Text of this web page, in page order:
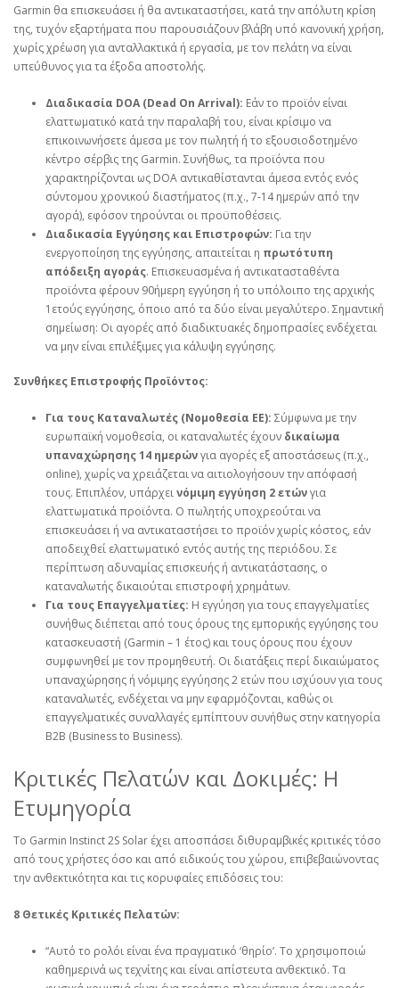
Garmin θα επισκευάσει ή θα αντικαταστήσει, κατά την απόλυτη κρίση
της, τυχόν εξαρτήματα που παρουσιάζουν βλάβη υπό κανονική χρήση,
χωρίς χρέωση για ανταλλακτικά ή εργασία, με τον πελάτη να είναι
υπεύθυνος για τα έξοδα αποστολής.
Διαδικασία DOA (Dead On Arrival): Εάν το προϊόν είναι
ελαττωματικό κατά την παραλαβή του, είναι κρίσιμο να
επικοινωνήσετε άμεσα με τον πωλητή ή το εξουσιοδοτημένο
κέντρο σέρβις της Garmin. Συνήθως, τα προϊόντα που
χαρακτηρίζονται ως DOA αντικαθίστανται άμεσα εντός ενός
σύντομου χρονικού διαστήματος (π.χ., 7-14 ημερών από την
αγορά), εφόσον τηρούνται οι προϋποθέσεις.
Διαδικασία Εγγύησης και Επιστροφών: Για την
ενεργοποίηση της εγγύησης, απαιτείται η πρωτότυπη
απόδειξη αγοράς. Επισκευασμένα ή αντικατασταθέντα
προϊόντα φέρουν 90ήμερη εγγύηση ή το υπόλοιπο της αρχικής
1ετούς εγγύησης, όποιο από τα δύο είναι μεγαλύτερο. Σημαντική
σημείωση: Οι αγορές από διαδικτυακές δημοπρασίες ενδέχεται
να μην είναι επιλέξιμες για κάλυψη εγγύησης.
Συνθήκες Επιστροφής Προϊόντος:
Για τους Καταναλωτές (Νομοθεσία ΕΕ): Σύμφωνα με την
ευρωπαϊκή νομοθεσία, οι καταναλωτές έχουν δικαίωμα
υπαναχώρησης 14 ημερώνγια αγορές εξ αποστάσεως (π.χ.,
online), χωρίς να χρειάζεται να αιτιολογήσουν την απόφασή
τους. Επιπλέον, υπάρχεινόμιμη εγγύηση 2 ετώνγια
ελαττωματικά προϊόντα. Ο πωλητής υποχρεούται να
επισκευάσει ή να αντικαταστήσει το προϊόν χωρίς κόστος, εάν
αποδειχθεί ελαττωματικό εντός αυτής της περιόδου. Σε
περίπτωση αδυναμίας επισκευής ή αντικατάστασης, ο
καταναλωτής δικαιούται επιστροφή χρημάτων.
Για τους Επαγγελματίες: Η εγγύηση για τους επαγγελματίες
συνήθως διέπεται από τους όρους της εμπορικής εγγύησης του
κατασκευαστή (Garmin – 1 έτος) και τους όρους που έχουν
συμφωνηθεί με τον προμηθευτή. Οι διατάξεις περί δικαιώματος
υπαναχώρησης ή νόμιμης εγγύησης 2 ετών που ισχύουν για τους
καταναλωτές, ενδέχεται να μην εφαρμόζονται, καθώς οι
επαγγελματικές συναλλαγές εμπίπτουν συνήθως στην κατηγορία
B2B (Business to Business).
Κριτικές Πελατών και Δοκιμές: Η
Ετυμηγορία
Το Garmin Instinct 2S Solar έχει αποσπάσει διθυραμβικές κριτικές τόσο
από τους χρήστες όσο και από ειδικούς του χώρου, επιβεβαιώνοντας
την ανθεκτικότητα και τις κορυφαίες επιδόσεις του:
8 Θετικές Κριτικές Πελατών:
“Αυτό το ρολόι είναι ένα πραγματικό ‘θηρίο’. Το χρησιμοποιώ
καθημερινά ως τεχνίτης και είναι απίστευτα ανθεκτικό. Τα